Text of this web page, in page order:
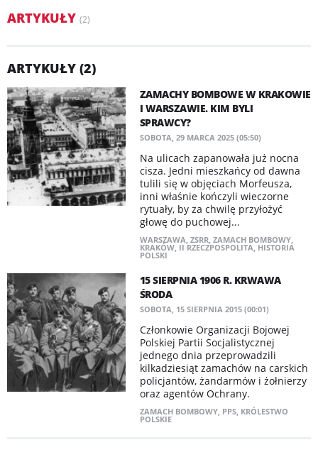
ARTYKUŁY (2)
ARTYKUŁY (2)
ZAMACHY BOMBOWE W KRAKOWIE
I WARSZAWIE. KIM BYLI
SPRAWCY?
SOBOTA, 29 MARCA 2025 (05:50)
Na ulicach zapanowała już nocna
cisza. Jedni mieszkańcy od dawna
tulili się w objęciach Morfeusza,
inni właśnie kończyli wieczorne
rytuały, by za chwilę przyłożyć
głowę do puchowej...
WARSZAWA, ZSRR, ZAMACH BOMBOWY,
KRAKÓW, II RZECZPOSPOLITA, HISTORIA
POLSKI
15 SIERPNIA 1906 R. KRWAWA
ŚRODA
SOBOTA, 15 SIERPNIA 2015 (00:01)
Członkowie Organizacji Bojowej
Polskiej Partii Socjalistycznej
jednego dnia przeprowadzili
kilkadziesiąt zamachów na carskich
policjantów, żandarmów i żołnierzy
oraz agentów Ochrany.
ZAMACH BOMBOWY, PPS, KRÓLESTWO
POLSKIE